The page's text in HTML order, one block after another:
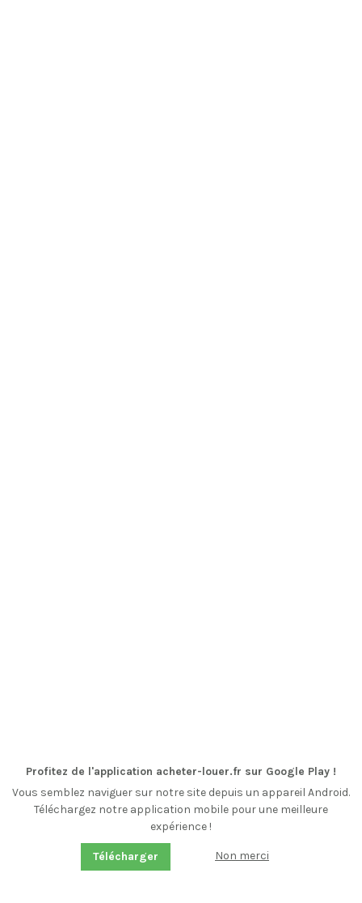
Profitez de l'application acheter-louer.fr sur Google Play !
Vous semblez naviguer sur notre site depuis un appareil Android.
Téléchargez notre application mobile pour une meilleure
expérience !
Télécharger Non merci